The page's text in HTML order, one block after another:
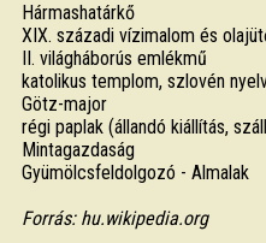
Hármashatárkő
XIX. századi vízimalom és
II. világháborús emlékmű
katolikus templom, szlovén
Götz-major
régi paplak (állandó kiállítás,
Mintagazdaság
Gyümölcsfeldolgozó - Almalak
Forrás: hu.wikipedia.org